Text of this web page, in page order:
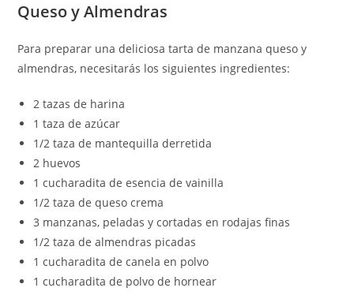
Queso y Almendras
Para preparar una deliciosa tarta de manzana queso y
almendras, necesitarás los siguientes ingredientes:
2 tazas de harina
1 taza de azúcar
1/2 taza de mantequilla derretida
2 huevos
1 cucharadita de esencia de vainilla
1/2 taza de queso crema
3 manzanas, peladas y cortadas en rodajas finas
1/2 taza de almendras picadas
1 cucharadita de canela en polvo
1 cucharadita de polvo de hornear